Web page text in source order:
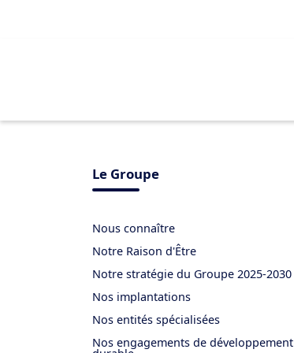
Le Groupe
Nous connaître
Notre Raison d'Être
Notre stratégie du Groupe 2025-2030
Nos implantations
Nos entités spécialisées
Nos engagements de développement